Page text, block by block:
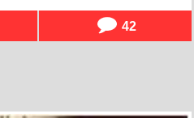
42